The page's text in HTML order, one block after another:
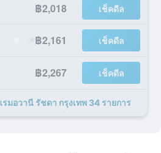
฿2,018 เช็คดีล
฿2,161 เช็คดีล
฿2,267 เช็คดีล
มอวานี รัชดา กรุงเทพ 34 รายการ